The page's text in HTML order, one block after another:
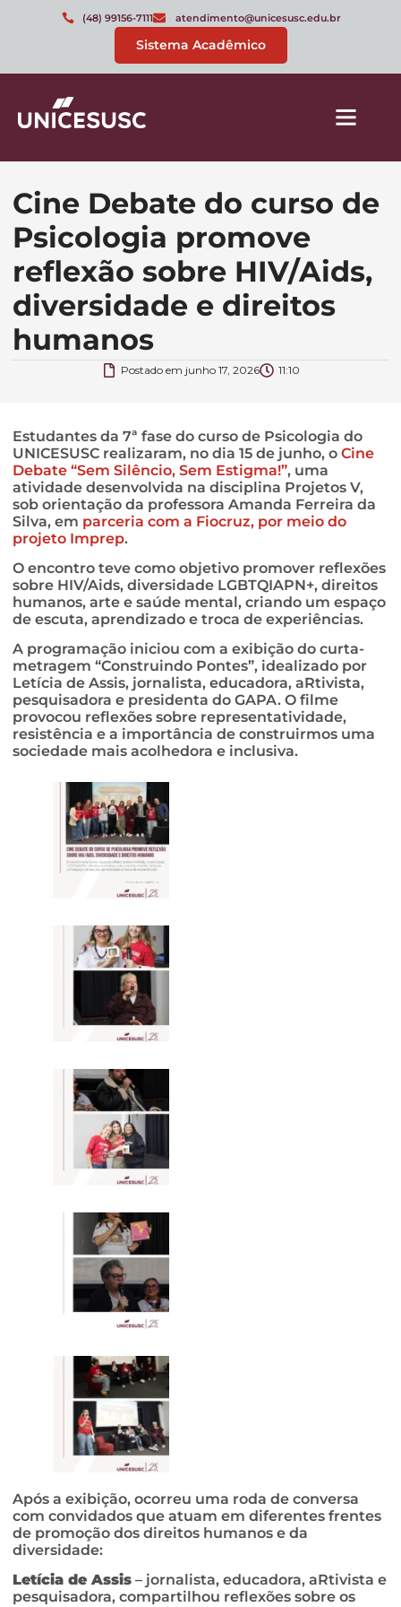
(48) 99156-7111 atendimento@unicesusc.edu.br
Sistema Acadêmico
Cine Debate do curso de
Psicologia promove
reflexão sobre HIV/Aids,
diversidade e direitos
humanos
Postado em junho 17, 2026 11:10
Estudantes da 7ª fase do curso de Psicologia do
UNICESUSC realizaram, no dia 15 de junho, o Cine
Debate “Sem Silêncio, Sem Estigma!”, uma
atividade desenvolvida na disciplina Projetos V,
sob orientação da professora Amanda Ferreira da
Silva, em parceria com a Fiocruz, por meio do
projeto Imprep.
O encontro teve como objetivo promover reflexões
sobre HIV/Aids, diversidade LGBTQIAPN+, direitos
humanos, arte e saúde mental, criando um espaço
de escuta, aprendizado e troca de experiências.
A programação iniciou com a exibição do curta-
metragem “Construindo Pontes”, idealizado por
Letícia de Assis, jornalista, educadora, aRtivista,
pesquisadora e presidenta do GAPA. O filme
provocou reflexões sobre representatividade,
resistência e a importância de construirmos uma
sociedade mais acolhedora e inclusiva.
Após a exibição, ocorreu uma roda de conversa
com convidados que atuam em diferentes frentes
de promoção dos direitos humanos e da
diversidade:
Letícia de Assis – jornalista, educadora, aRtivista e
pesquisadora, compartilhou reflexões sobre os